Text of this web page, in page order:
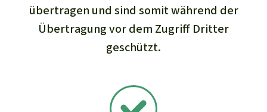
übertragen und sind somit während der
Übertragung vor dem Zugriff Dritter
geschützt.